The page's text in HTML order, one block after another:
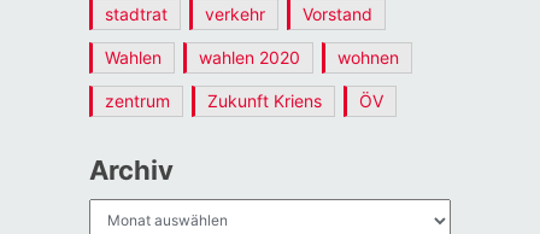
stadtrat verkehr Vorstand
Wahlen wahlen 2020 wohnen
zentrum Zukunft Kriens ÖV
Archiv